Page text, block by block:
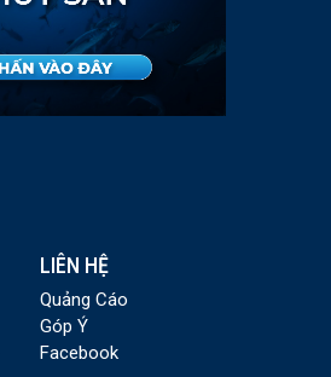
LIÊN HỆ
Quảng Cáo
Góp Ý
Facebook